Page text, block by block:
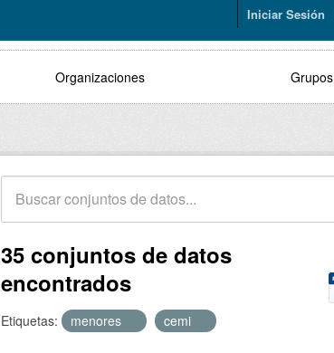
Iniciar Sesión
Organizaciones Grupos
35 conjuntos de datos
encontrados
Etiquetas: menores cemi